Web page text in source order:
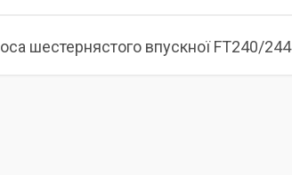
шестернястого впускної FT240/244